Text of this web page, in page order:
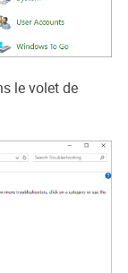
le volet de